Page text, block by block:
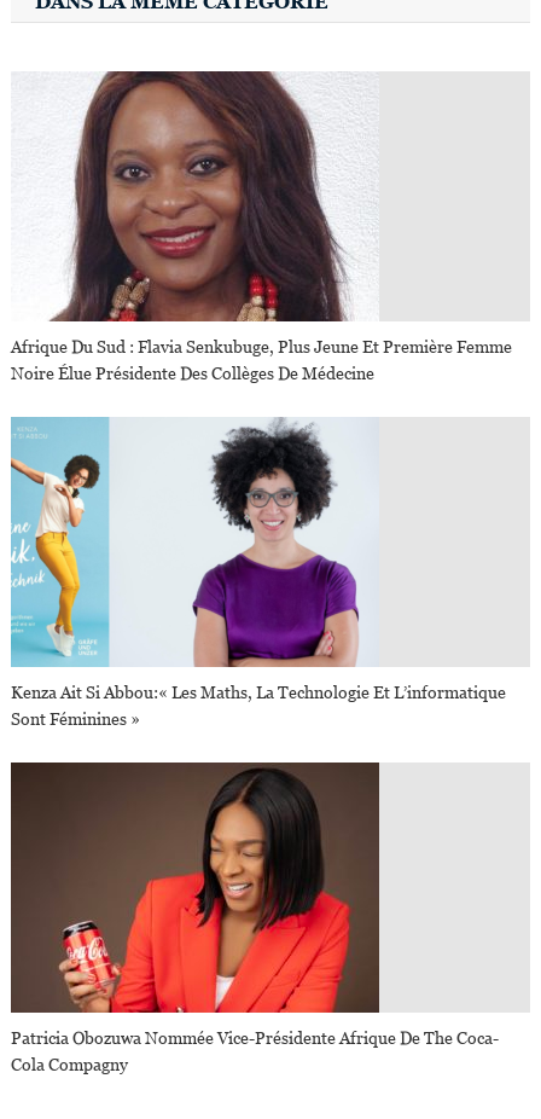
Afrique Du Sud : Flavia Senkubuge, Plus Jeune Et Première Femme
Noire Élue Présidente Des Collèges De Médecine
Kenza Ait Si Abbou:« Les Maths, La Technologie Et L’informatique
Sont Féminines »
Patricia Obozuwa Nommée Vice-Présidente Afrique De The Coca-
Cola Compagny